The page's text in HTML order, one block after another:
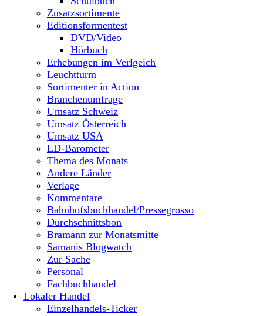
Zusatzsortimente
Editionsformentest
DVD/Video
Hörbuch
Erhebungen im Verlgeich
Leuchtturm
Sortimenter in Action
Branchenumfrage
Umsatz Schweiz
Umsatz Österreich
Umsatz USA
LD-Barometer
Thema des Monats
Andere Länder
Verlage
Kommentare
Bahnhofsbuchhandel/Pressegrosso
Durchschnittsbon
Bramann zur Monatsmitte
Samanis Blogwatch
Zur Sache
Personal
Fachbuchhandel
Lokaler Handel
Einzelhandels-Ticker